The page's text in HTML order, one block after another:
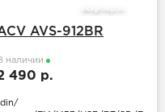
AVS-912BR
наличии
490 р.